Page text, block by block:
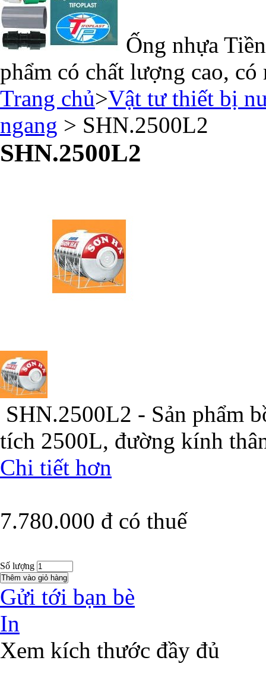
Ống nhựa
phẩm có chất lượng cao, có
Trang chủ>Vật tư thiết bị
ngang > SHN.2500L2
SHN.2500L2
SHN.2500L2 - Sản phẩm
tích 2500L, đường kính
Chi tiết hơn
7.780.000 đ có thuế
Số lượng
Gửi tới bạn bè
In
Xem kích thước đầy đủ